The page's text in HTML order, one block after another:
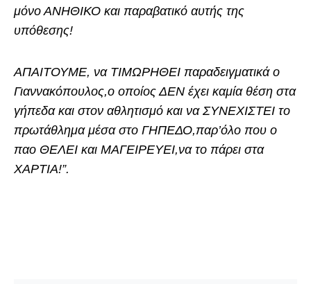
μόνο ΑΝΗΘΙΚΟ και παραβατικό αυτής της
υπόθεσης!
ΑΠΑΙΤΟΥΜΕ, να ΤΙΜΩΡΗΘΕΙ παραδειγματικά ο
Γιαννακόπουλος,ο οποίος ΔΕΝ έχει καμία θέση στα
γήπεδα και στον αθλητισμό και να ΣΥΝΕΧΙΣΤΕΙ το
πρωτάθλημα μέσα στο ΓΗΠΕΔΟ,παρ’όλο που ο
παο ΘΕΛΕΙ και ΜΑΓΕΙΡΕΥΕΙ,να το πάρει στα
ΧΑΡΤΙΑ!”.